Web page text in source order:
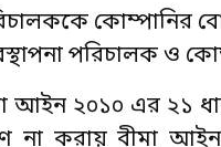
কোম্পানির
পরিচালক ও
আইন ২০১০ এর ২১
না করায় বীমা আইন